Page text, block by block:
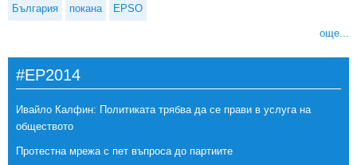
България покана EPSO
още...
#EP2014
Ивайло Калфин: Политиката трябва да се прави в услуга на
обществото
Протестна мрежа с пет въпроса до партиите